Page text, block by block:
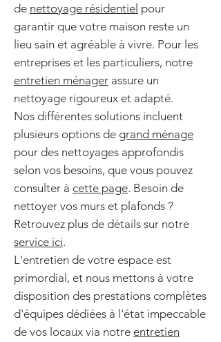
de nettoyage résidentiel pour
garantir que votre maison reste un
lieu sain et agréable à vivre. Pour les
entreprises et les particuliers, notre
entretien ménager assure un
nettoyage rigoureux et adapté.
Nos différentes solutions incluent
plusieurs options de grand ménage
pour des nettoyages approfondis
selon vos besoins, que vous pouvez
consulter à cette page. Besoin de
nettoyer vos murs et plafonds ?
Retrouvez plus de détails sur notre
service ici.
L'entretien de votre espace est
primordial, et nous mettons à votre
disposition des prestations complètes
d'équipes dédiées à l'état impeccable
de vos locaux via notre entretien